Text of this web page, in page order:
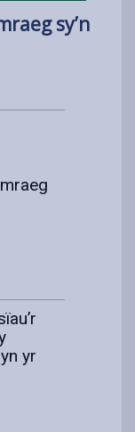
sy’n
yr